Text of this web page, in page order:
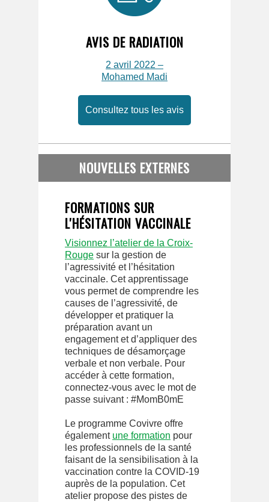
AVIS DE RADIATION
2 avril 2022 –
Mohamed Madi
Consultez tous les avis
NOUVELLES EXTERNES
FORMATIONS SUR
L'HÉSITATION VACCINALE
Visionnez l’atelier de la Croix-
Rouge sur la gestion de
l’agressivité et l’hésitation
vaccinale. Cet apprentissage
vous permet de comprendre les
causes de l’agressivité, de
développer et pratiquer la
préparation avant un
engagement et d’appliquer des
techniques de désamorçage
verbale et non verbale. Pour
accéder à cette formation,
connectez-vous avec le mot de
passe suivant : #MomB0mE
Le programme Covivre offre
également une formation pour
les professionnels de la santé
faisant de la sensibilisation à la
vaccination contre la COVID-19
auprès de la population. Cet
atelier propose des pistes de